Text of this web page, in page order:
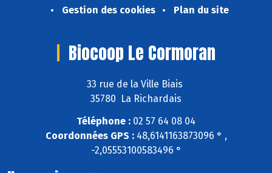
Gestion des cookies
Plan du site
Biocoop Le Cormoran
33 rue de la Ville Biais
35780 La Richardais
Téléphone : 02 57 64 08 04
Coordonnées GPS :48,6141163873096 ° ,
-2,05553100583496 °